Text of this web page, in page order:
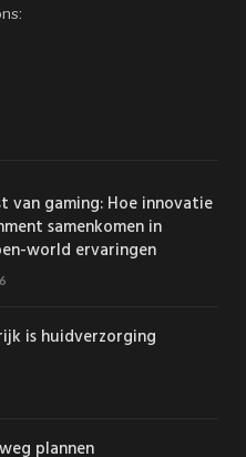
van gaming: Hoe innovatie
samenkomen in
world ervaringen
is huidverzorging
plannen